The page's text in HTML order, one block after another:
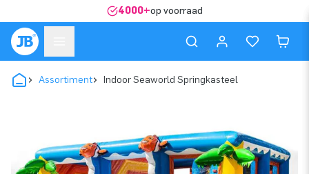
4000+op voorraad
Assortiment Indoor Seaworld Springkasteel